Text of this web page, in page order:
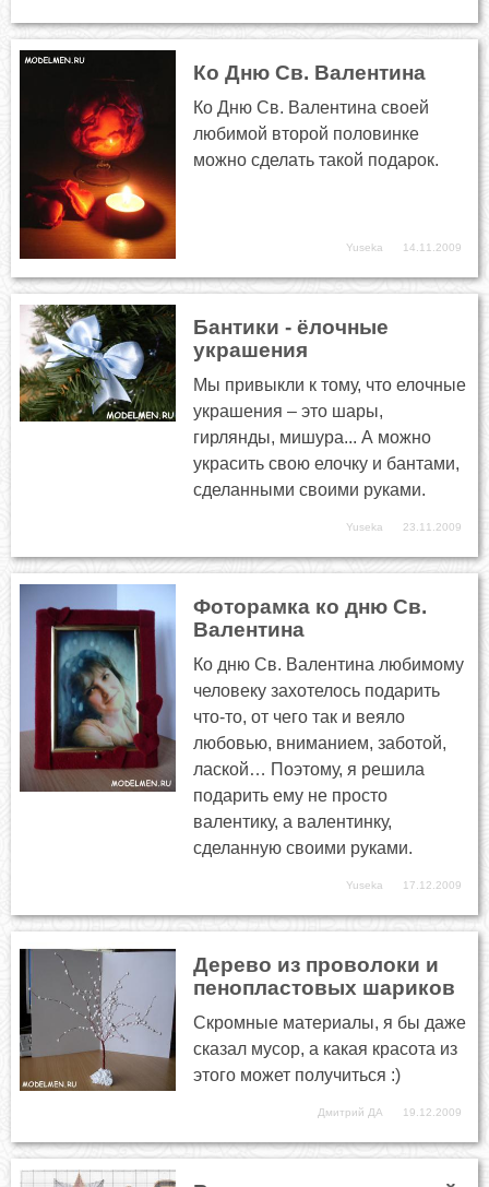
Ко Дню Св. Валентина
Ко Дню Св. Валентина своей
любимой второй половинке
можно сделать такой подарок.
Yuseka 14.11.2009
Бантики - ёлочные
украшения
Мы привыкли к тому, что елочные
украшения – это шары,
гирлянды, мишура... А можно
украсить свою елочку и бантами,
сделанными своими руками.
Yuseka 23.11.2009
Фоторамка ко дню Св.
Валентина
Ко дню Св. Валентина любимому
человеку захотелось подарить
что-то, от чего так и веяло
любовью, вниманием, заботой,
лаской… Поэтому, я решила
подарить ему не просто
валентику, а валентинку,
сделанную своими руками.
Yuseka 17.12.2009
Дерево из проволоки и
пенопластовых шариков
Скромные материалы, я бы даже
сказал мусор, а какая красота из
этого может получиться :)
Дмитрий ДА 19.12.2009